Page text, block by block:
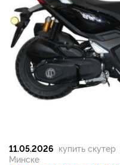
11.05.2026 купить скутер
Минске